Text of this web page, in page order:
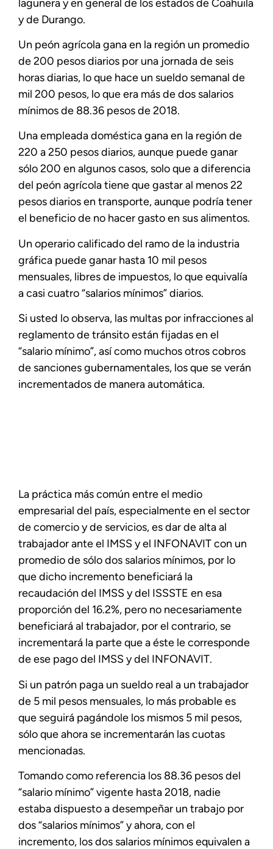
lagunera y en general de los estados de Coahuila
y de Durango.
Un peón agrícola gana en la región un promedio
de 200 pesos diarios por una jornada de seis
horas diarias, lo que hace un sueldo semanal de
mil 200 pesos, lo que era más de dos salarios
mínimos de 88.36 pesos de 2018.
Una empleada doméstica gana en la región de
220 a 250 pesos diarios, aunque puede ganar
sólo 200 en algunos casos, solo que a diferencia
del peón agrícola tiene que gastar al menos 22
pesos diarios en transporte, aunque podría tener
el beneficio de no hacer gasto en sus alimentos.
Un operario calificado del ramo de la industria
gráfica puede ganar hasta 10 mil pesos
mensuales, libres de impuestos, lo que equivalía
a casi cuatro “salarios mínimos” diarios.
Si usted lo observa, las multas por infracciones al
reglamento de tránsito están fijadas en el
“salario mínimo”, así como muchos otros cobros
de sanciones gubernamentales, los que se verán
incrementados de manera automática.
La práctica más común entre el medio
empresarial del país, especialmente en el sector
de comercio y de servicios, es dar de alta al
trabajador ante el IMSS y el INFONAVIT con un
promedio de sólo dos salarios mínimos, por lo
que dicho incremento beneficiará la
recaudación del IMSS y del ISSSTE en esa
proporción del 16.2%, pero no necesariamente
beneficiará al trabajador, por el contrario, se
incrementará la parte que a éste le corresponde
de ese pago del IMSS y del INFONAVIT.
Si un patrón paga un sueldo real a un trabajador
de 5 mil pesos mensuales, lo más probable es
que seguirá pagándole los mismos 5 mil pesos,
sólo que ahora se incrementarán las cuotas
mencionadas.
Tomando como referencia los 88.36 pesos del
“salario mínimo” vigente hasta 2018, nadie
estaba dispuesto a desempeñar un trabajo por
dos “salarios mínimos” y ahora, con el
incremento, los dos salarios mínimos equivalen a